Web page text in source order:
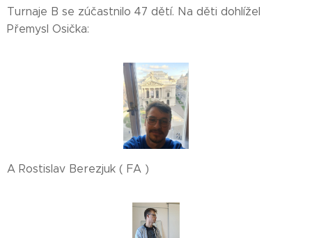
Turnaje B se zúčastnilo 47 dětí. Na děti dohlížel
Přemysl Osička:
A Rostislav Berezjuk ( FA )